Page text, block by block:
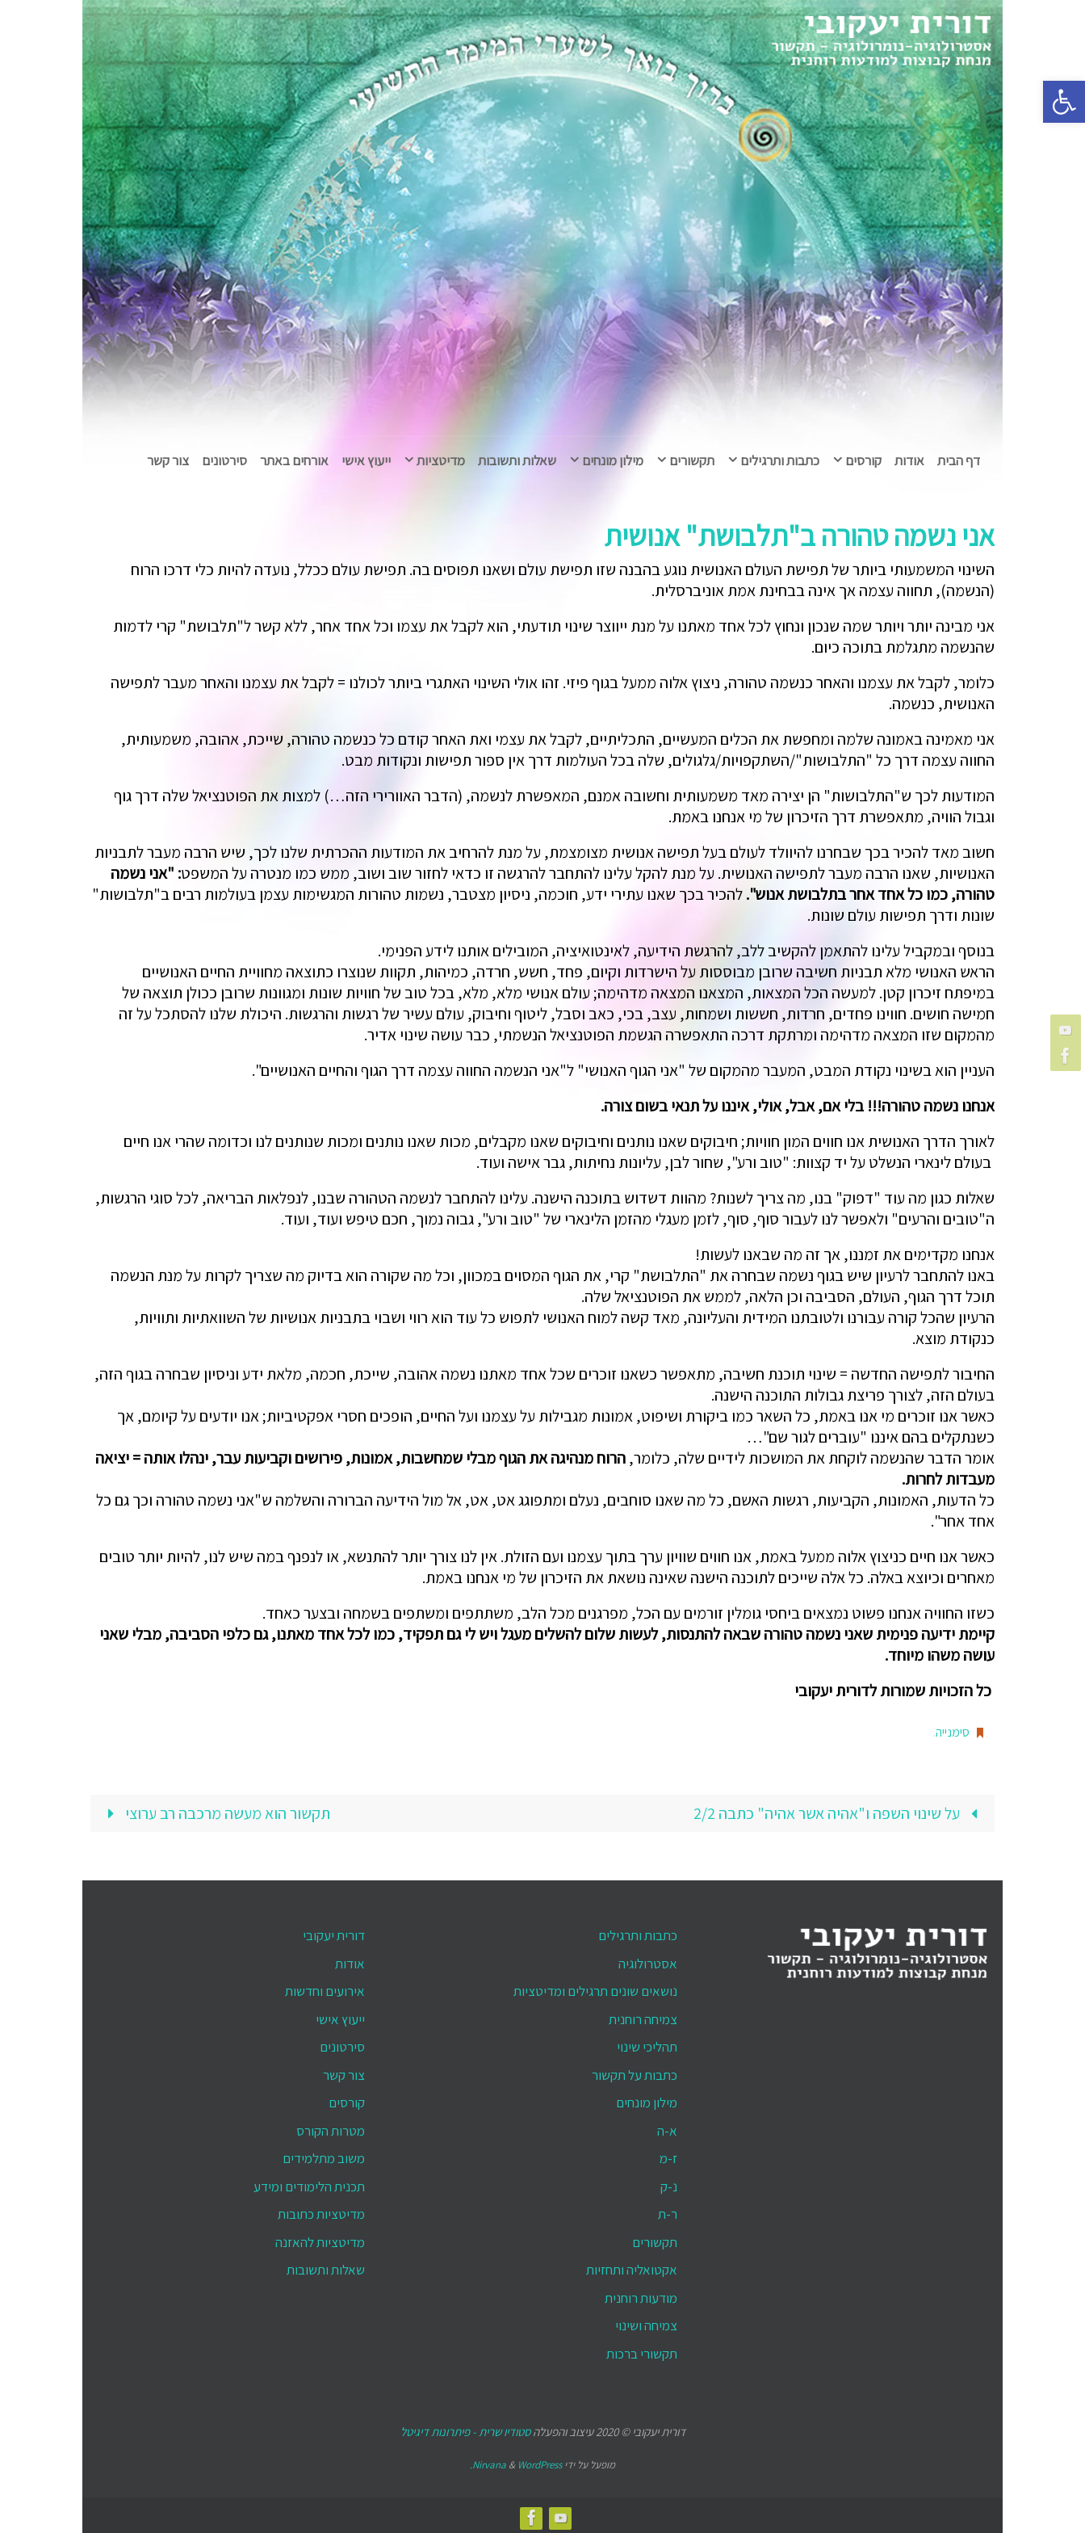
פתח סרגל נגישות
דף הבית אודות קורסים כתבות ותרגילים תקשורים מילון מונחים שאלות ותשובות מדיטציות ייעוץ אישי אורחים באתר סירטונים צור קשר
אני נשמה טהורה ב"תלבושת" אנושית
השינוי המשמעותי ביותר של תפישת העולם האנושית נוגע בהבנה שזו תפישת עולם ושאנו תפוסים בה. תפישת עולם ככלל, נועדה להיות כלי דרכו הרוח
(הנשמה), תחווה עצמה אך אינה בבחינת אמת אוניברסלית.
אני מבינה יותר ויותר שמה שנכון ונחוץ לכל אחד מאתנו על מנת ייווצר שינוי תודעתי, הוא לקבל את עצמו וכל אחד אחר, ללא קשר ל"תלבושת" קרי לדמות
שהנשמה מתגלמת בתוכה כיום.
כלומר, לקבל את עצמנו והאחר כנשמה טהורה, ניצוץ אלוה ממעל בגוף פיזי. זהו אולי השינוי האתגרי ביותר לכולנו = לקבל את עצמנו והאחר מעבר לתפישה
האנושית, כנשמה.
אני מאמינה באמונה שלמה ומחפשת את הכלים המעשיים, התכליתיים, לקבל את עצמי ואת האחר קודם כל כנשמה טהורה, שייכת, אהובה, משמעותית,
החווה עצמה דרך כל "התלבושות"/השתקפויות/גלגולים, שלה בכל העולמות דרך אין ספור תפישות ונקודות מבט.
המודעות לכך ש"התלבושות" הן יצירה מאד משמעותית וחשובה אמנם, המאפשרת לנשמה, (הדבר האוורירי הזה…) למצות את הפוטנציאל שלה דרך גוף
וגבול הוויה, מתאפשרת דרך הזיכרון של מי אנחנו באמת.
חשוב מאד להכיר בכך שבחרנו להיוולד לעולם בעל תפישה אנושית מצומצמת, על מנת להרחיב את המודעות ההכרתית שלנו לכך, שיש הרבה מעבר לתבניות
האנושיות, שאנו הרבה מעבר לתפישה האנושית. על מנת להקל עלינו להתחבר להרגשה זו כדאי לחזור שוב ושוב, ממש כמו מנטרה על המשפט: "אני נשמה
טהורה, כמו כל אחד אחר בתלבושת אנוש".להכיר בכך שאנו עתירי ידע, חוכמה, ניסיון מצטבר, נשמות טהורות המגשימות עצמן בעולמות רבים ב"תלבושות"
שונות ודרך תפישות עולם שונות.
בנוסף ובמקביל עלינו להתאמן להקשיב ללב, להרגשת הידיעה, לאינטואיציה, המובילים אותנו לידע הפנימי.
הראש האנושי מלא תבניות חשיבה שרובן מבוססות על הישרדות וקיום, פחד, חשש, חרדה, כמיהות, תקוות שנוצרו כתוצאה מחוויית החיים האנושיים
במיפתח זיכרון קטן. למעשה הכל המצאות, המצאנו המצאה מדהימה; עולם אנושי מלא, מלא, בכל טוב של חוויות שונות ומגוונות שרובן ככולן תוצאה של
חמישה חושים. חווינו פחדים, חרדות, חששות ושמחות, עצב, בכי, כאב וסבל, ליטוף וחיבוק, עולם עשיר של רגשות והרגשות. היכולת שלנו להסתכל על זה
מהמקום שזו המצאה מדהימה ומרתקת דרכה התאפשרה הגשמת הפוטנציאל הנשמתי, כבר עושה שינוי אדיר.
העניין הוא בשינוי נקודת המבט, המעבר מהמקום של "אני הגוף האנושי" ל"אני הנשמה החווה עצמה דרך הגוף והחיים האנושיים".
אנחנו נשמה טהורה!!! בלי אם, אבל, אולי, איננו על תנאי בשום צורה.
לאורך הדרך האנושית אנו חווים המון חוויות; חיבוקים שאנו נותנים וחיבוקים שאנו מקבלים, מכות שאנו נותנים ומכות שנותנים לנו וכדומה שהרי אנו חיים
בעולם לינארי הנשלט על יד קצוות: "טוב ורע", שחור לבן, עליונות נחיתות, גבר אישה ועוד.
שאלות כגון מה עוד "דפוק" בנו, מה צריך לשנות? מהוות דשדוש בתוכנה הישנה. עלינו להתחבר לנשמה הטהורה שבנו, לנפלאות הבריאה, לכל סוגי הרגשות,
ה"טובים והרעים" ולאפשר לנו לעבור סוף, סוף, לזמן מעגלי מהזמן הלינארי של "טוב ורע", גבוה נמוך, חכם טיפש ועוד, ועוד.
אנחנו מקדימים את זמננו, אך זה מה שבאנו לעשות!
באנו להתחבר לרעיון שיש בגוף נשמה שבחרה את "התלבושת" קרי, את הגוף המסוים במכוון, וכל מה שקורה הוא בדיוק מה שצריך לקרות על מנת הנשמה
תוכל דרך הגוף, העולם, הסביבה וכן הלאה, לממש את הפוטנציאל שלה.
הרעיון שהכל קורה עבורנו ולטובתנו המידית והעליונה, מאד קשה למוח האנושי לתפוש כל עוד הוא רווי ושבוי בתבניות אנושיות של השוואתיות ותוויות,
כנקודת מוצא.
החיבור לתפישה החדשה = שינוי תוכנת חשיבה, מתאפשר כשאנו זוכרים שכל אחד מאתנו נשמה אהובה, שייכת, חכמה, מלאת ידע וניסיון שבחרה בגוף הזה,
בעולם הזה, לצורך פריצת גבולות התוכנה הישנה.
כאשר אנו זוכרים מי אנו באמת, כל השאר כמו ביקורת ושיפוט, אמונות מגבילות על עצמנו ועל החיים, הופכים חסרי אפקטיביות; אנו יודעים על קיומם, אך
כשנתקלים בהם איננו "עוברים לגור שם"…
אומר הדבר שהנשמה לוקחת את המושכות לידיים שלה, כלומר,הרוח מנהיגה את הגוף מבלי שמחשבות, אמונות, פירושים וקביעות עבר, ינהלו אותה = יציאה
מעבדות לחרות.
כל הדעות, האמונות, הקביעות, רגשות האשם, כל מה שאנו סוחבים, נעלם ומתפוגג אט, אט, אל מול הידיעה הברורה והשלמה ש"אני נשמה טהורה וכך גם כל
אחד אחר".
כאשר אנו חיים כניצוץ אלוה ממעל באמת, אנו חווים שוויון ערך בתוך עצמנו ועם הזולת. אין לנו צורך יותר להתנשא, או לנפנף במה שיש לנו, להיות יותר טובים
מאחרים וכיוצא באלה. כל אלה שייכים לתוכנה הישנה שאינה נושאת את הזיכרון של מי אנחנו באמת.
כשזו החוויה אנחנו פשוט נמצאים ביחסי גומלין זורמים עם הכל, מפרגנים מכל הלב, משתתפים ומשתפים בשמחה ובצער כאחד.
קיימת ידיעה פנימית שאני נשמה טהורה שבאה להתנסות, לעשות שלום להשלים מעגל ויש לי גם תפקיד, כמו לכל אחד מאתנו, גם כלפי הסביבה, מבלי שאני
עושה משהו מיוחד.
כל הזכויות שמורות לדורית יעקובי
סימנייה.
על שינוי השפה ו"אהיה אשר אהיה" כתבה 2/2 תקשור הוא מעשה מרכבה רב ערוצי
כתבות ותרגילים
אסטרולוגיה
נושאים שונים תרגילים ומדיטציות
צמיחה רוחנית
תהליכי שינוי
כתבות על תקשור
מילון מונחים
א-ה
ז-מ
נ-ק
ר-ת
תקשורים
אקטואליה ותחזיות
מודעות רוחנית
צמיחה ושינוי
תקשורי ברכות
דורית יעקובי
אודות
אירועים וחדשות
ייעוץ אישי
סירטונים
צור קשר
קורסים
מטרות הקורס
משוב מתלמידים
תכנית הלימודים ומידע
מדיטציות כתובות
מדיטציות להאזנה
שאלות ותשובות
דורית יעקובי © 2020 עיצוב והפעלה סטודיו שרית - פיתרונות דיגיטל
מופעל על ידי Nirvana & WordPress.